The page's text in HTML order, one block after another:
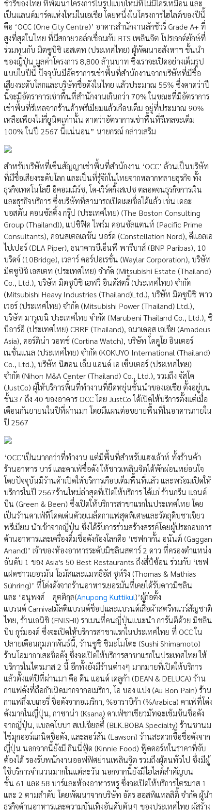
ชัวรี่ของไทย ที่พัฒนาโครงการในรูปแบบใหม่ที่ไม่มีใครเหมือน และ
เป็นแลนด์มาร์คแห่งใหม่ในเอเชีย โดยหนึ่งในโครงการไฮไลต์ของปีนี้
คือ ‘OCC (One City Centre)’ อาคารสำนักงานลักชัวรี่ Grade A+ ที่
สูงที่สุดในไทย ที่มีสกายวอล์กเชื่อมกับ BTS เพลินจิต โปรเจกต์ยักษ์ที่
ร่วมทุนกับ มิตซูบิชิ เอสเตท (ประเทศไทย) ผู้พัฒนาอสังหาฯ ชั้นนำ
ของญี่ปุ่น มูลค่าโครงการ 8,800 ล้านบาท ซึ่งเราจะเปิดอย่างเต็มรูป
แบบในปีนี้ ปัจจุบันมีอัตราการเช่าพื้นที่สำนักงานจากบริษัทที่มีชื่อ
เสียงระดับโลกและบริษัทชื่อดังในไทย แล้วประมาณ 55% ซึ่งคาดว่าปี
นี้จะมีอัตราการเช่าพื้นที่สำนักงานเกินกว่า 70% ในขณะที่มีอัตราการ
เช่าพื้นที่รีเทลจากร้านค้าพรีเมียมแล้วเกือบเต็ม อยู่ที่ประมาณ 90%
เหลือเพียงไม่กี่ยูนิตเท่านั้น คาดว่าอัตราการเช่าพื้นที่รีเทลจะเต็ม
100% ในปี 2567 นี้แน่นอน” นายกรณ์ กล่าวเสริม
สำหรับบริษัทที่เซ็นสัญญาเช่าพื้นที่สำนักงาน ‘OCC’ ล้วนเป็นบริษัท
ที่มีชื่อเสียงระดับโลก และเป็นที่รู้จักในไทยจากหลากหลายธุรกิจ ทั้ง
ธุรกิจเทคโนโลยี อีคอมเมิร์ซ, โค-เวิร์คกิ้งสเปซ ตลอดจนธุรกิจการเงิน
และธุรกิจบริการ ซึ่งบริษัทที่สามารถเปิดเผยชื่อได้แล้ว เช่น เดอะ
บอสตัน คอนซัลติ้ง กรุ๊ป (ประเทศไทย) (The Boston Consulting
Group (Thailand)), แปซิฟิค ไพร์ม คอนซัลแตนท์ (Pacific Prime
Consultants), คอนสเตลเลชัน นอร์ด (Constellation Nord), ดีแอลเอ
ไปเปอร์ (DLA Piper), ธนาคารบีเอ็นพี พารีบาส์ (BNP Paribas), 10
บริดจ์ (10Bridge), เวลาร์ คอร์ปอเรชั่น (Waylar Corporation), บริษัท
มิตซูบิชิ เอสเตท (ประเทศไทย) จำกัด (Mitsubishi Estate (Thailand)
Co., Ltd.), บริษัท มิตซูบิชิ เฮฟวี่ อินดัสตรี้ (ประเทศไทย) จำกัด
(Mitsubishi Heavy Industries (Thailand)Ltd.), บริษัท มิตซูบิชิ พาว
เวอร์ (ประเทศไทย) จำกัด (Mitsubishi Power (Thailand) Ltd.),
บริษัท มารูเบนิ ประเทศไทย จำกัด (Marubeni Thailand Co., Ltd.), ซี
บีอาร์อี (ประเทศไทย) CBRE (Thailand), อมาเดอุส เอเชีย (Amadeus
Asia), คอร์ติน่า วอทช์ (Cortina Watch), บริษัท โคคูโย อินเตอร์
เนชั่นแนล (ประเทศไทย) จำกัด (KOKUYO International (Thailand)
Co., Ltd.), บริษัท นิฮอน เอ็ม แอนด์ เอ เซ็นเตอร์ (ประเทศไทย)
จำกัด (Nihon M&A Center (Thailand) Co., Ltd.), รวมถึง จัสโค
(JustCo) ผู้ให้บริการพื้นที่ทำงานที่ยืดหยุ่นชั้นนำของเอเชีย ตั้งอยู่บน
ชั้น37 ถึง 40 ของอาคาร OCC โดย JustCo ได้เปิดให้บริการตั้งแต่เมื่อ
เดือนกันยายนในปีที่ผ่านมา โดยมีแผนต่อขยายพื้นที่ในอาคารภายใน
ปี 2567
‘OCC’เป็นมากกว่าที่ทำงาน แต่มีพื้นที่สำหรับแฮงเอ้าท์ ทั้งร้านค้า
ร้านอาหาร บาร์ และคาเฟ่ชื่อดัง ให้ชาวเพลินจิตได้พักผ่อนหย่อนใจ
โดยปัจจุบันมีร้านค้าเปิดให้บริการเกือบเต็มพื้นที่แล้ว และพร้อมเปิดให้
บริการในปี 2567ร้านใหม่ล่าสุดที่เปิดให้บริการ ได้แก่ ร้านกรีน แอนด์
บีน (Green & Been) ซึ่งเปิดให้บริการสาขาแรกในประเทศไทย โดย
เป็นร้านคาเฟ่ที่โดดเด่นด้วยเมล็ดกาแฟสุดพิเศษและวัตถุดิบชาเขียว
พรีเมียม นำเข้าจากญี่ปุ่น ซึ่งได้รับการร่วมสร้างสรรค์โดยผู้ประกอบการ
ด้านอาหารและเครื่องดื่มชื่อดังก้องโลกคือ ‘เชฟกากั้น อนันต์ (Gaggan
Anand)’ เจ้าของห้องอาหารระดับมิชลินสตาร์ 2 ดาว ที่ครองตำแหน่ง
อันดับ 1 ของ Asia's 50 Best Restaurants ถึงสี่ปีซ้อน ร่วมกับ ‘เชฟ
แฝดชาวเยอรมัน โธมัสและแมทธิอัส ซูห์ริง (Thomas & Mathias
Sühring)’ ที่โด่งดังจากร้านอาหารเยอรมันที่เคยได้รับดาวมิชลิน
และ ‘อนุพงศ์ คุตติกุล(Anupong Kuttikul)’ผู้ก่อตั้ง
แบรนด์ Carnivalมัลติแบรนด์ช็อปและแบรนด์เสื้อผ้าสตรีทแวร์สัญชาติ
ไทย, ร้านเอนิชิ (ENISHI) ราเมนที่คนญี่ปุ่นแนะนำ การันตีด้วย มิชลิน
บิบ กูร์มองด์ ซึ่งจะเปิดให้บริการสาขาแรกในประเทศไทย ที่ OCC ใน
ปลายเดือนกุมภาพันธ์นี้, ร้านซูชิ ชิมะโมโตะ (Sushi Shimamoto)
ร้านโอมากาเสะชื่อดัง ซึ่งจะเปิดให้บริการสาขาแรกในประเทศไทย ให้
บริการในไตรมาส 2 นี้ อีกทั้งยังมีร้านต่างๆ มากมายที่เปิดให้บริการ
แล้วตั้งแต่ปีที่ผ่านมา คือ ดีน แอนด์ เดลูก้า (DEAN & DELUCA) ร้าน
กาแฟดังที่ถือกำเนิดมากจากอเมริกา, โอ บอง แปง (Au Bon Pain) ร้าน
กาแฟกึ่งเบเกอรี่ ชื่อดังจากอเมริกา, %อาราบิก้า (%Arabica) คาเฟ่ที่โด่ง
ดังมากในญี่ปุ่น, กาซาน่า (Ksana) คาเฟ่ชาเขียวมัทฉะเข้มข้นชื่อดัง
จากญี่ปุ่น, แบลคโบบา สเปเชียลตี้ (BLK.BOBA Specialty) ร้านชานม
ไข่มุกออร์แกนิคชื่อดัง, และลอว์สัน (Lawson) ร้านสะดวกซื้อชื่อดังจาก
ญี่ปุ่น นอกจากนี้ยังมี กินนี่ฟู้ด (Kinnie Food) ฟู้ดคอร์ทในราคาที่จับ
ต้องได้ รองรับพนักงานออฟฟิศย่านเพลินจิต รวมถึงผู้คนทั่วไป ซึ่งมีผู้
ใช้บริการจำนวนมากในแต่ละวัน นอกจากนี้ยังมีไฮไลต์สำคัญบน
ชั้น 61 และ 58 บาร์และห้องอาหารหรู ซึ่งจะเปิดให้บริการไตรมาส 1
และ 2 ตามลำดับ โดยพัฒนาจากบริษัท อัคร ฮอสพิแทลลิตี้ จำกัด ผู้นำ
ธุรกิจด้านอาหารและความบันเทิงอันดับต้นๆ ของประเทศไทย ผู้สร้าง